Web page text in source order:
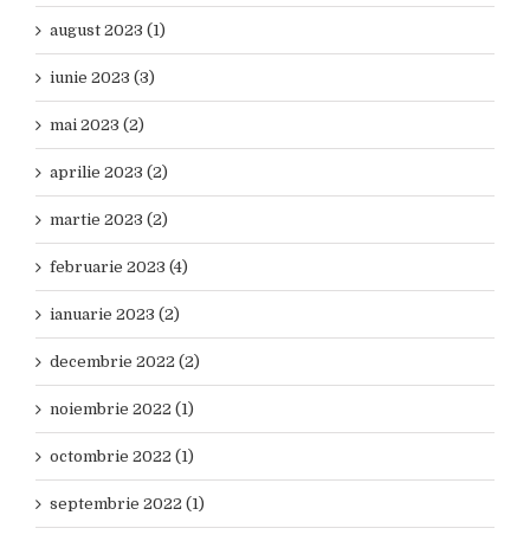
august 2023 (1)
iunie 2023 (3)
mai 2023 (2)
aprilie 2023 (2)
martie 2023 (2)
februarie 2023 (4)
ianuarie 2023 (2)
decembrie 2022 (2)
noiembrie 2022 (1)
octombrie 2022 (1)
septembrie 2022 (1)